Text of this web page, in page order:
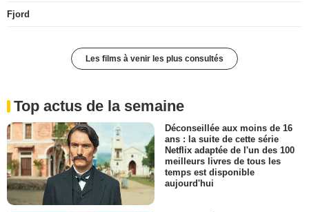
Fjord
Les films à venir les plus consultés
Top actus de la semaine
Déconseillée aux moins de 16
ans : la suite de cette série
Netflix adaptée de l'un des 100
meilleurs livres de tous les
temps est disponible
aujourd'hui